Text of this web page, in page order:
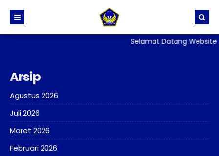
Sejarah dan Identitas Sekolah
Visi, Misi dan Tujuan Sekolah
Stuktur Organisasi Sekolah
Kurikulum
BERITA
DIREKTORI
PPID
SKM
TATA TERTIB
GALERI
Selamat Datang Website
Arsip
Agustus 2026
Juli 2026
Maret 2026
Februari 2026